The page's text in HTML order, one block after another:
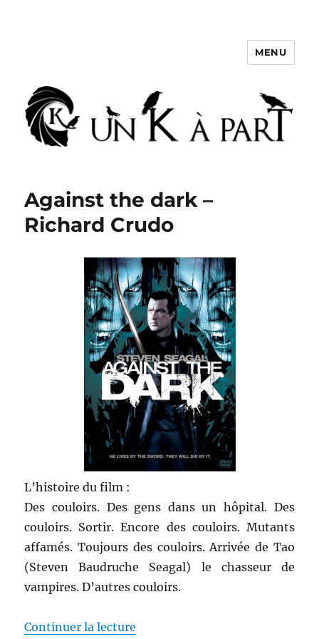
MENU
Against the dark –
Richard Crudo
L’histoire du film :
Des couloirs. Des gens dans un hôpital. Des
couloirs. Sortir. Encore des couloirs. Mutants
affamés. Toujours des couloirs. Arrivée de Tao
(Steven Baudruche Seagal) le chasseur de
vampires. D’autres couloirs.
Continuer la lecture